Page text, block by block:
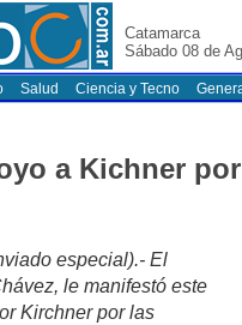
Catamarca
Sábado 08 de
Salud Ciencia y Tecno
a Kichner por
especial).- El
le manifestó este
Kirchner por las